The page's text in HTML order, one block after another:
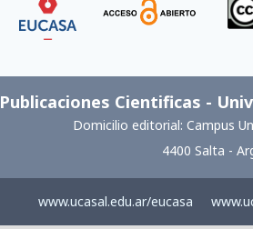
Publicaciones Cientificas -
Domicilio editorial: Campus
4400 Salta -
www.ucasal.edu.ar/eucasa